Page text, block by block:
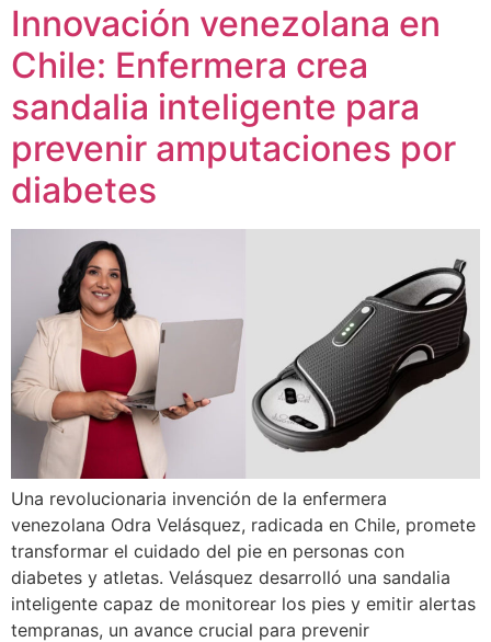
Innovación venezolana en
Chile: Enfermera crea
sandalia inteligente para
prevenir amputaciones por
diabetes
Una revolucionaria invención de la enfermera
venezolana Odra Velásquez, radicada en Chile, promete
transformar el cuidado del pie en personas con
diabetes y atletas. Velásquez desarrolló una sandalia
inteligente capaz de monitorear los pies y emitir alertas
tempranas, un avance crucial para prevenir